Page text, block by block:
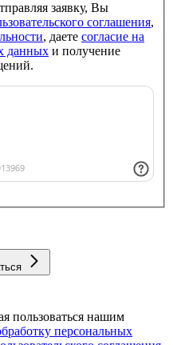
заявку, Вы
соглашения,
, даете согласие на
данных и получение
пользоваться нашим
персональных